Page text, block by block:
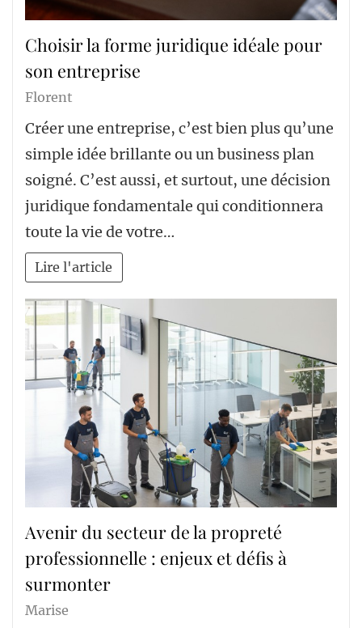
Choisir la forme juridique idéale pour
son entreprise
Florent
Créer une entreprise, c’est bien plus qu’une
simple idée brillante ou un business plan
soigné. C’est aussi, et surtout, une décision
juridique fondamentale qui conditionnera
toute la vie de votre…
Lire l'article
Avenir du secteur de la propreté
professionnelle : enjeux et défis à
surmonter
Marise